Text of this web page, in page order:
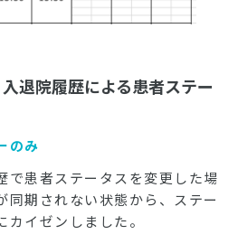
退院履歴による患者ステー
のみ
で患者ステータスを変更した場
同期されない状態から、ステー
イゼンしました。